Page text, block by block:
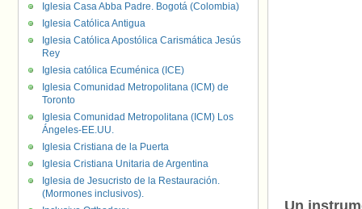
Un
Iglesia Casa Abba Padre. Bogotá (Colombia)
Iglesia Católica Antigua
Iglesia Católica Apostólica Carismática Jesús
Rey
Iglesia católica Ecuménica (ICE)
Iglesia Comunidad Metropolitana (ICM) de
Toronto
Iglesia Comunidad Metropolitana (ICM) Los
Ángeles-EE.UU.
Iglesia Cristiana de la Puerta
Iglesia Cristiana Unitaria de Argentina
Iglesia de Jesucristo de la Restauración.
(Mormones inclusivos).